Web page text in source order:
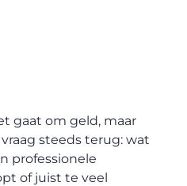
gaat om geld, maar
steeds terug: wat
professionele
of juist te veel